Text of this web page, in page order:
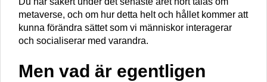
metaverse, och om hur detta helt och hållet kommer att
kunna förändra sättet som vi människor interagerar
och socialiserar med varandra.
Men vad är egentligen